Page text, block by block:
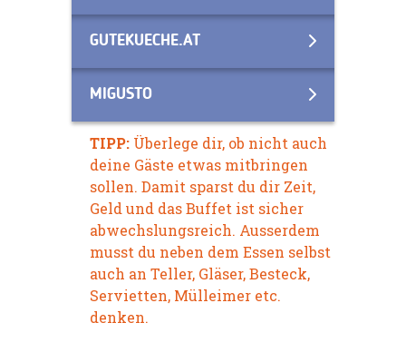
GUTEKUECHE.AT
MIGUSTO
TIPP: Überlege dir, ob nicht auch
deine Gäste etwas mitbringen
sollen. Damit sparst du dir Zeit,
Geld und das Buffet ist sicher
abwechslungsreich. Ausserdem
musst du neben dem Essen selbst
auch an Teller, Gläser, Besteck,
Servietten, Mülleimer etc.
denken.